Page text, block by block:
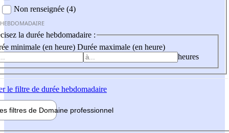
Non renseignée (4)
la durée hebdomadaire :
minimale (en heure) Durée maximale (en heure)
heures
le filtre de durée hebdomadaire
filtres de Domaine professionnel